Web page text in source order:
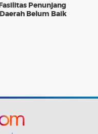
Penunjang
Belum Baik